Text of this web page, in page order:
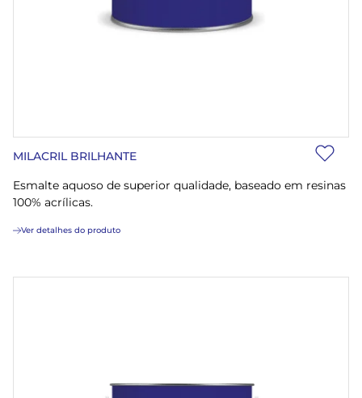
MILACRIL BRILHANTE
Esmalte aquoso de superior qualidade, baseado em resinas
100% acrílicas.
Ver detalhes do produto